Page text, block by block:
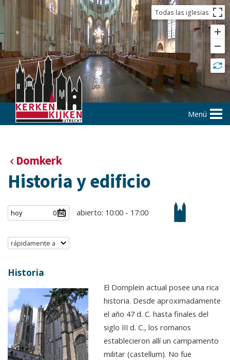
Todas las iglesias
Menú
Domkerk
Historia y edificio
abierto: 10:00 - 17:00
rápidamente a
Historia
El Domplein actual posee una rica
historia. Desde aproximadamente
el año 47 d. C. hasta finales del
siglo III d. C., los romanos
establecieron allí un campamento
militar (castellum). No fue